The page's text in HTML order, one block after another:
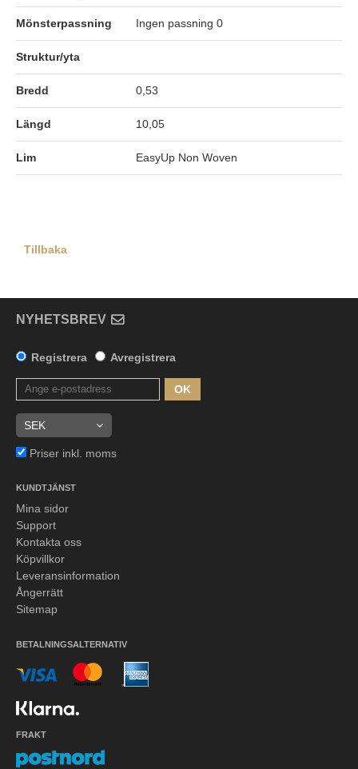
Mönsterpassning Ingen passning 0
Struktur/yta
Bredd 0,53
Längd 10,05
Lim EasyUp Non Woven
Tillbaka
NYHETSBREV
Registrera Avregistrera
OK
Priser inkl. moms
KUNDTJÄNST
Mina sidor
Support
Kontakta oss
Köpvillkor
Leveransinformation
Ångerrätt
Sitemap
BETALNINGSALTERNATIV
FRAKT